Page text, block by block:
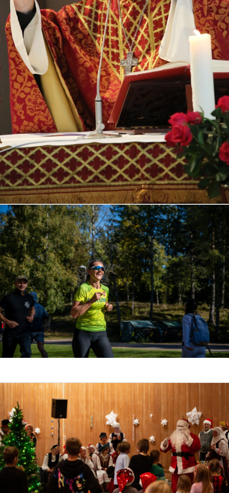
Šv. Mišios lietuvių kalba